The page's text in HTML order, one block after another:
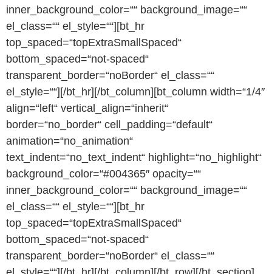
inner_background_color=““ background_image=““
el_class=““ el_style=““][bt_hr
top_spaced=“topExtraSmallSpaced“
bottom_spaced=“not-spaced“
transparent_border=“noBorder“ el_class=““
el_style=““][/bt_hr][/bt_column][bt_column width=“1/4″
align=“left“ vertical_align=“inherit“
border=“no_border“ cell_padding=“default“
animation=“no_animation“
text_indent=“no_text_indent“ highlight=“no_highlight“
background_color=“#004365″ opacity=““
inner_background_color=““ background_image=““
el_class=““ el_style=““][bt_hr
top_spaced=“topExtraSmallSpaced“
bottom_spaced=“not-spaced“
transparent_border=“noBorder“ el_class=““